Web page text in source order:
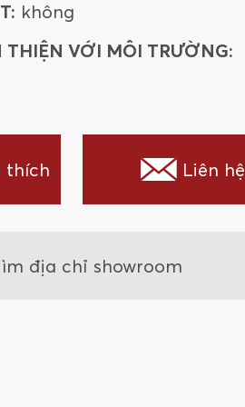
48MACA 48VIGR
không
VỚI MÔI TRƯỜNG:
thích Liên hệ
địa chỉ showroom